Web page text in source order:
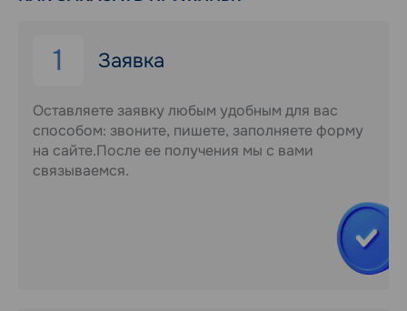
1 Заявка
Оставляете заявку любым удобным для вас
способом: звоните, пишете, заполняете форму
на сайте.После ее получения мы с вами
связываемся.